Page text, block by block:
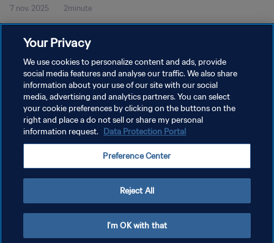
7 nov. 2025 2minute
l’Aspire Zone, Doha le vendredi 7 novembre à 18h45 (heure
locale).
POLITIQUE DE CONFIDENTIALITÉ
CONDITIONS D'UTILISATION
GÉRER VOS PRÉFÉRENCES SUR LES COOKIES
Copyright © 1994 - 2026 FIFA. Tous droits réservés.
Your Privacy
We use cookies to personalize content and ads, provide
social media features and analyse our traffic. We also share
information about your use of our site with our social
media, advertising and analytics partners. You can select
your cookie preferences by clicking on the buttons on the
right and place a do not sell or share my personal
information request. Data Protection Portal
Preference Center
Reject All
I'm OK with that